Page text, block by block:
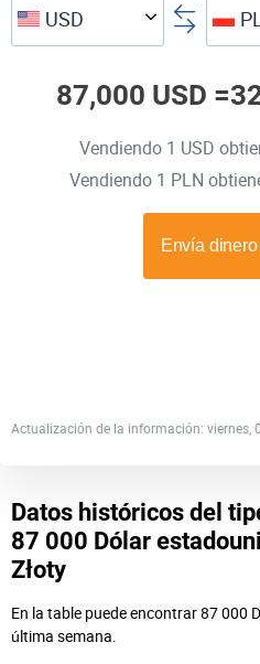
USD
87,000 USD =
Vendiendo 1 USD
Vendiendo 1 PLN
Actualización de la información: viernes,
Datos históricos del
87 000 Dólar
Złoty
En la table puede encontrar 87 000
última semana.